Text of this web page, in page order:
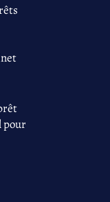
pour